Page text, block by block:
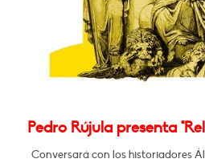
Pedro Rújula presenta
Conversará con los historiadores